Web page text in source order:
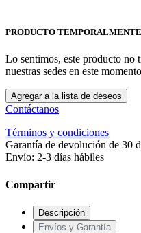
PRODUCTO
Lo sentimos, este producto no
nuestras sedes en este
Agregar a la lista de deseos
Contáctanos
Términos y condiciones
Garantía de devolución de 30
Envío: 2-3 días hábiles
Compartir
Descripción
Envíos y Garantía